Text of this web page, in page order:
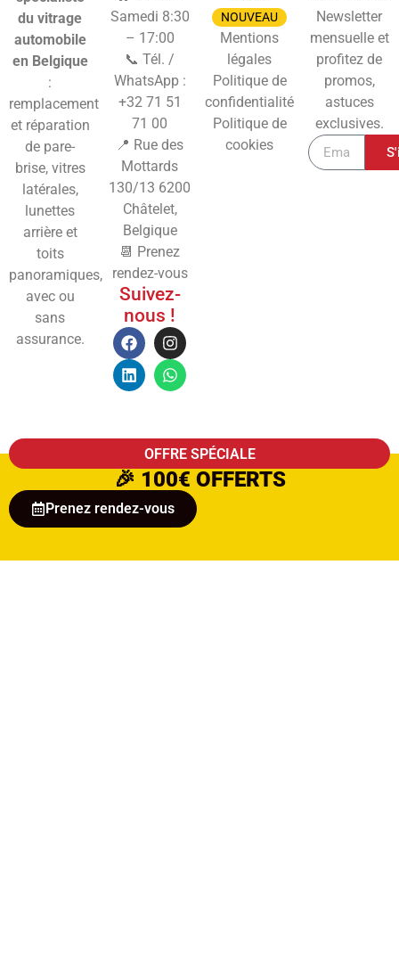
du vitrage
automobile
en Belgique
:
remplacement
et réparation
de pare-
brise, vitres
latérales,
lunettes
arrière et
toits
panoramiques,
avec ou
sans
assurance.
Samedi 8:30
– 17:00
📞 Tél. /
WhatsApp :
+32 71 51
71 00
📍 Rue des
Mottards
130/13 6200
Châtelet,
Belgique
📆 Prenez
rendez-vous
Suivez-
nous !
NOUVEAU
Mentions
légales
Politique de
confidentialité
Politique de
cookies
Newsletter
mensuelle et
profitez de
promos,
astuces
exclusives.
OFFRE SPÉCIALE
🎉 100€ OFFERTS
Prenez rendez-vous